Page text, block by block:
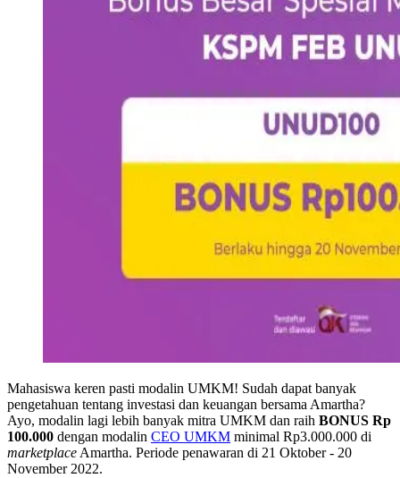
Mahasiswa keren pasti modalin UMKM! Sudah dapat banyak
pengetahuan tentang investasi dan keuangan bersama Amartha?
Ayo, modalin lagi lebih banyak mitra UMKM dan raih BONUS Rp
100.000 dengan modalin CEO UMKM minimal Rp3.000.000 di
marketplaceAmartha. Periode penawaran di 21 Oktober - 20
November 2022.